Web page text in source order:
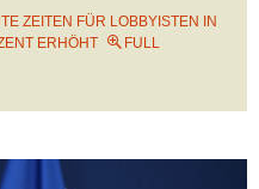
ZEITEN FÜR LOBBYISTEN IN
ERHÖHT
FULL